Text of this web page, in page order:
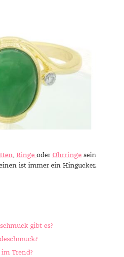
, Ringe oder Ohrringe sein
ist immer ein Hingucker.
gibt es?
Trend?